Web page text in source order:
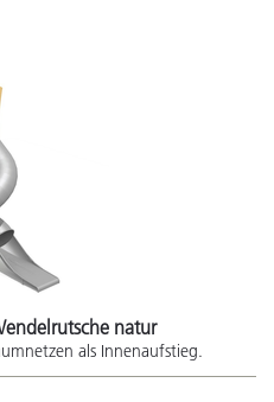
natur
als Innenaufstieg.